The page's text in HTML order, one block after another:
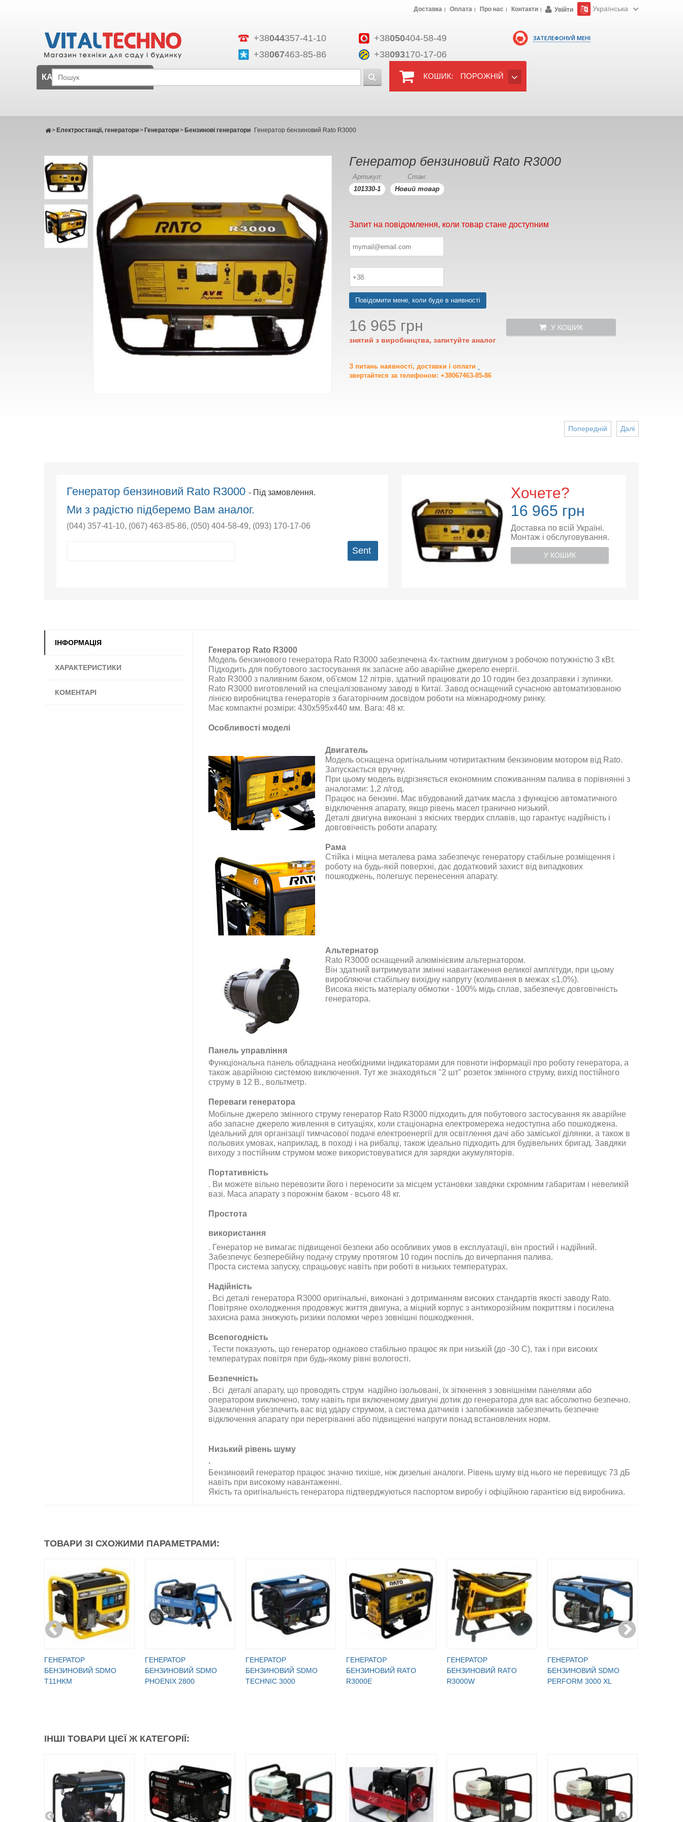
ЗАТЕЛЕФОНУЙ МЕНІ
+38044357-41-10 +38050404-58-49
+38067463-85-86 +38093170-17-06
Доставка Оплата Про нас Контакти Увійти Українська
КОШИК: ПОРОЖНІЙ
КАТАЛОГ
Електростанції, генератори
> Генератори
> Бензинові генератори
> Генератор бензиновий Rato R3000
Генератор бензиновий Rato R3000
Артикул:
101330-1
Стан:
Новий товар
Запит на повідомлення, коли товар стане доступним
Повідомити мене, коли буде в наявності
16 965 грн
знятий з виробництва, запитуйте аналог
У КОШИК
З питань наявності, доставки і оплати
звертайтеся за телефоном: +38067463-85-86
Далі
Попередній
Генератор бензиновий Rato R3000- Під замовлення.
Ми з радістю підберемо Вам аналог.
(044) 357-41-10, (067) 463-85-86, (050) 404-58-49, (093) 170-17-06
Sent
Хочете?
16 965 грн
Доставка по всій Україні.
Монтаж і обслуговування.
У КОШИК
ІНФОРМАЦІЯ
ХАРАКТЕРИСТИКИ
КОМЕНТАРІ
Генератор Rato R3000
Модель бензинового генератора Rato R3000 забезпечена 4х-тактним двигуном з робочою потужністю 3 кВт.
Підходить для побутового застосування як запасне або аварійне джерело енергії.
Rato R3000 з паливним баком, об'ємом 12 літрів, здатний працювати до 10 годин без дозаправки і зупинки.
Rato R3000 виготовлений на спеціалізованому заводі в Китаї. Завод оснащений сучасною автоматизованою
лінією виробництва генераторів з багаторічним досвідом роботи на міжнародному ринку.
Має компактні розміри: 430х595х440 мм. Вага: 48 кг.
Особливості моделі
Двигатель
Модель оснащена оригінальним чотиритактним бензиновим мотором від Rato.
Запускається вручну.
При цьому модель відрізняється економним споживанням палива в порівнянні з
аналогами: 1,2 л/год.
Працює на бензині. Має вбудований датчик масла з функцією автоматичного
відключення апарату, якщо рівень масел гранично низький.
Деталі двигуна виконані з якісних твердих сплавів, що гарантує надійність і
довговічність роботи апарату.
Рама
Стійка і міцна металева рама забезпечує генератору стабільне розміщення і
роботу на будь-якій поверхні, дає додатковий захист від випадкових
пошкоджень, полегшує перенесення апарату.
Альтернатор
Rato R3000 оснащений алюмінієвим альтернатором.
Він здатний витримувати змінні навантаження великої амплітуди, при цьому
виробляючи стабільну вихідну напругу (коливання в межах ≤1,0%).
Висока якість матеріалу обмотки - 100% мідь сплав, забезпечує довговічність
генератора.
Панель управління
Функціональна панель обладнана необхідними індикаторами для повноти інформації про роботу генератора, а
також аварійною системою виключення. Тут же знаходяться "2 шт" розеток змінного струму, вихід постійного
струму в 12 В., вольтметр.
Переваги генератора
Мобільне джерело змінного струмугенераторRato R3000 підходить для побутового застосування як аварійне
або запасне джерело живлення в ситуаціях, коли стаціонарна електромережа недоступна або пошкоджена.
Ідеальний для організації тимчасової подачі електроенергії для освітлення дачі або заміської ділянки, а також в
польових умовах, наприклад, в поході і на рибалці, також ідеально підходить для будівельних бригад. Завдяки
виходу з постійним струмом може використовуватися для зарядки акумуляторів.
Портативність
. Ви можете вільно перевозити його і переносити за місцем установки завдяки скромним габаритам і невеликій
вазі. Маса апарату з порожнім баком - всього 48 кг.
Простота
використання
. Генератор не вимагає підвищеної безпеки або особливих умов в експлуатації, він простий і надійний.
Забезпечує безперебійну подачу струму протягом 10 годин поспіль до вичерпання палива.
Проста система запуску, спрацьовує навіть при роботі в низьких температурах.
Надійність
. Всі деталі генератора R3000 оригінальні, виконані з дотриманням високих стандартів якості заводуRato.
Повітряне охолодження продовжує життя двигуна, а міцний корпус з антикорозійним покриттям і посилена
захисна рама знижують ризики поломки через зовнішні пошкодження.
Всепогодність
. Тести показують, що генератор однаково стабільно працює як при низькій (до -30 С), так і при високих
температурах повітря при будь-якому рівні вологості.
Безпечність
. Всі деталі апарату, що проводять струм надійно ізольовані, їх зіткнення з зовнішніми панелями або
оператором виключено, тому навіть при включеному двигуні дотик до генератора для вас абсолютно безпечно.
Заземлення убезпечить вас від удару струмом, а система датчиків і запобіжників забезпечить безпечне
відключення апарату при перегріванні або підвищенні напруги понад встановлених норм.
Низький рівень шуму
.
Бензиновий генератор працює значно тихіше, ніж дизельні аналоги. Рівень шуму від нього не перевищує 73 дБ
навіть при високому навантаженні.
Якість та оригінальність генератора підтверджуються паспортом виробу і офіційною гарантією від виробника.
ТОВАРИ ЗІ СХОЖИМИ ПАРАМЕТРАМИ:
ГЕНЕРАТОР
БЕНЗИНОВИЙ SDMO
T11HKM
ГЕНЕРАТОР
БЕНЗИНОВИЙ SDMO
PHOENIX 2800
ГЕНЕРАТОР
БЕНЗИНОВИЙ SDMO
TECHNIC 3000
ГЕНЕРАТОР
БЕНЗИНОВИЙ RATO
R3000E
ГЕНЕРАТОР
БЕНЗИНОВИЙ RATO
R3000W
ГЕНЕРАТОР
БЕНЗИНОВИЙ SDMO
PERFORM 3000 XL
ІНШІ ТОВАРИ ЦІЄЇ Ж КАТЕГОРІЇ: